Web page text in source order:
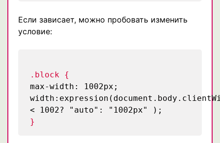
Если зависает, можно пробовать изменить
условие:
.block {
max-width: 1002px;
< 1002? "auto": "1002px" );
}